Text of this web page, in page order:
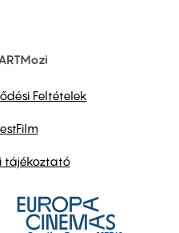
Feltételek
tájékoztató